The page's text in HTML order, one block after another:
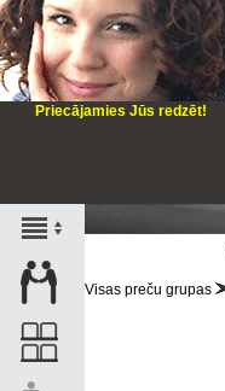
Priecājamies Jūs redzēt!
Visas preču grupas